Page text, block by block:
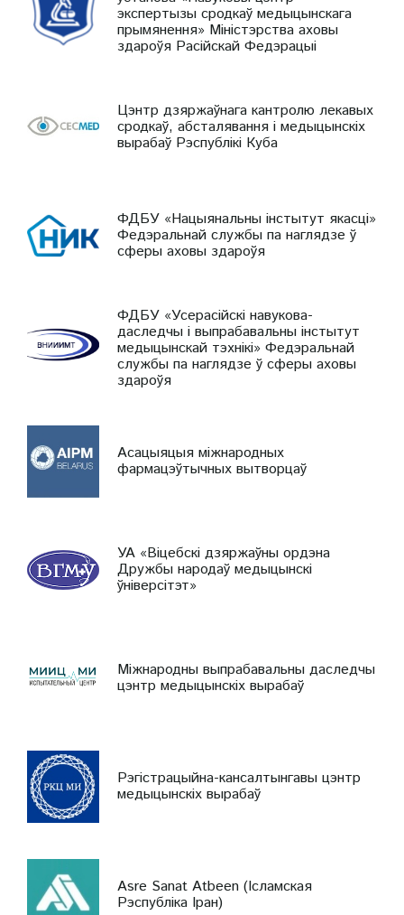
экспертызы сродкаў медыцынскага
прымянення» Міністэрства аховы
здароўя Расійскай Федэрацыі
Цэнтр дзяржаўнага кантролю лекавых
сродкаў, абсталявання і медыцынскіх
вырабаў Рэспублікі Куба
ФДБУ «Нацыянальны інстытут якасці»
Федэральнай службы па наглядзе ў
сферы аховы здароўя
ФДБУ «Усерасійскі навукова-
даследчы і выпрабавальны інстытут
медыцынскай тэхнікі» Федэральнай
службы па наглядзе ў сферы аховы
здароўя
Асацыяцыя міжнародных
фармацэўтычных вытворцаў
УА «Віцебскі дзяржаўны ордэна
Дружбы народаў медыцынскі
ўніверсітэт»
Міжнародны выпрабавальны даследчы
цэнтр медыцынскіх вырабаў
Рэгістрацыйна-кансалтынгавы цэнтр
медыцынскіх вырабаў
Asre Sanat Atbeen (Ісламская
Рэспубліка Іран)